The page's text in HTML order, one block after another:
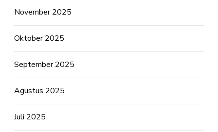
November 2025
Oktober 2025
September 2025
Agustus 2025
Juli 2025